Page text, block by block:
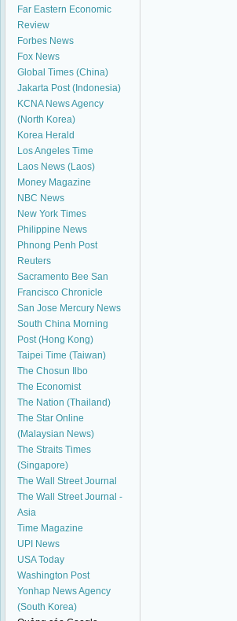
Far Eastern Economic
Review
Forbes News
Fox News
Global Times (China)
Jakarta Post (Indonesia)
KCNA News Agency
(North Korea)
Korea Herald
Los Angeles Time
Laos News (Laos)
Money Magazine
NBC News
New York Times
Philippine News
Phnong Penh Post
Reuters
Sacramento Bee San
Francisco Chronicle
San Jose Mercury News
South China Morning
Post (Hong Kong)
Taipei Time (Taiwan)
The Chosun Ilbo
The Economist
The Nation (Thailand)
The Star Online
(Malaysian News)
The Straits Times
(Singapore)
The Wall Street Journal
The Wall Street Journal -
Asia
Time Magazine
UPI News
USA Today
Washington Post
Yonhap News Agency
(South Korea)